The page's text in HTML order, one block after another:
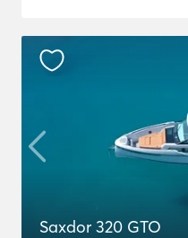
Saxdor 320 GTO